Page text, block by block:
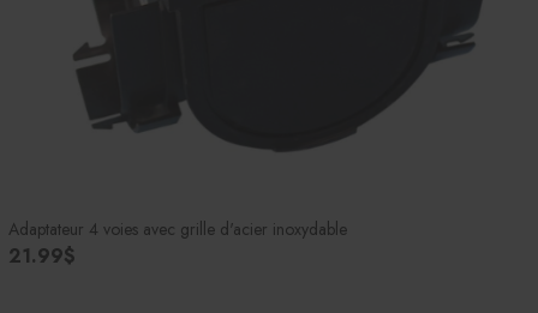
Adaptateur 4 voies avec grille d'acier inoxydable
21.99$